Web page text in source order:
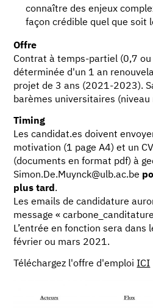
connaître des enjeux
façon crédible quel que soit
Offre
Contrat à temps-partiel (0,7 ou
déterminée d'un 1 an
projet de 3 ans (2021-2023).
barèmes universitaires (niveau
Timing
Les candidat.es doivent
motivation (1 page A4) et un
(documents en format pdf) à
Simon.De.Muynck@ulb.ac.be
plus tard .
Les emails de candidature
message «
L’entrée en fonction sera dans
février ou mars 2021.
Téléchargez l'offre d'emploi ICI